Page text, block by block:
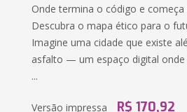
Onde termina o código e começa
Descubra o mapa ético para o
Imagine uma cidade que existe
asfalto — um espaço digital onde
...
Versão impressa R$ 170,92